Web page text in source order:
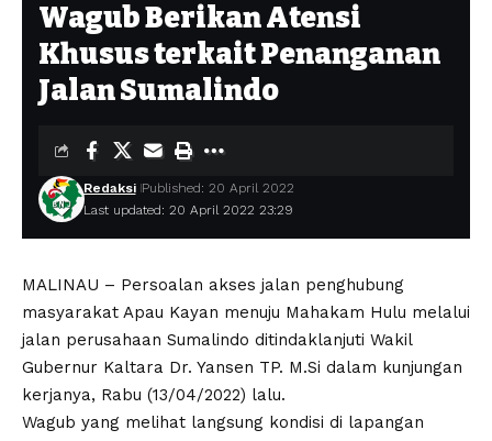
Wagub Berikan Atensi
Khusus terkait Penanganan
Jalan Sumalindo
Last updated: 20 April 2022 23:29
Redaksi Published: 20 April 2022
MALINAU – Persoalan akses jalan penghubung
masyarakat Apau Kayan menuju Mahakam Hulu melalui
jalan perusahaan Sumalindo ditindaklanjuti Wakil
Gubernur Kaltara Dr. Yansen TP. M.Si dalam kunjungan
kerjanya, Rabu (13/04/2022) lalu.
Wagub yang melihat langsung kondisi di lapangan